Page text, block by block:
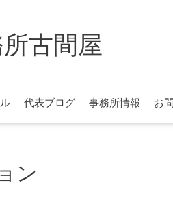
古間屋
代表ブログ 事務所情報 お
ン